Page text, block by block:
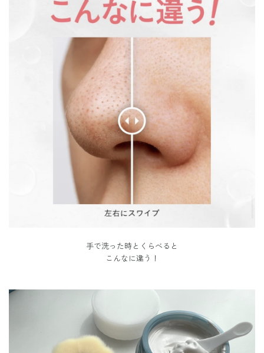
手で洗った時とくらべると
こんなに違う！